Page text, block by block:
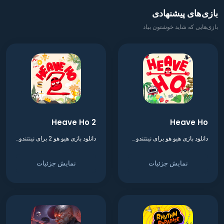
بازی‌های پیشنهادی
بازی‌هایی که شاید خوشتون بیاد
Heave Ho
دانلود بازی هیو هو برای نینتندو سوییچ
نمایش جزئیات
Heave Ho 2
دانلود بازی هیو هو 2 برای نینتندو سوییچ
نمایش جزئیات